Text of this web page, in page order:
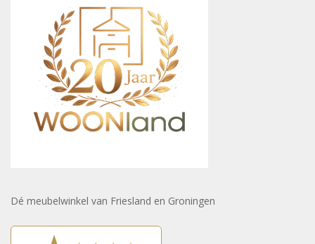
Dé meubelwinkel van Friesland en Groningen